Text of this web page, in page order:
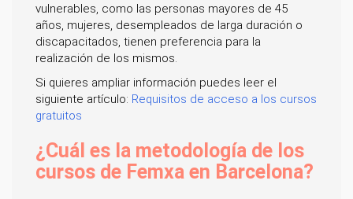
vulnerables, como las personas mayores de 45
años, mujeres, desempleados de larga duración o
discapacitados, tienen preferencia para la
realización de los mismos.
Si quieres ampliar información puedes leer el
siguiente artículo: Requisitos de acceso a los cursos
gratuitos
¿Cuál es la metodología de los
cursos de Femxa en Barcelona?